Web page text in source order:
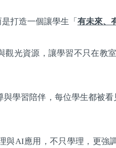
打造一個讓學生「 有未來、
觀光資源，讓學習不只在教
學習陪伴，每位學生都被看
與AI應用，不只學理，更強